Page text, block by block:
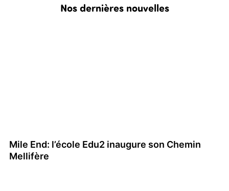
Nos dernières nouvelles
Mile End: l’école Edu2 inaugure son Chemin
Mellifère